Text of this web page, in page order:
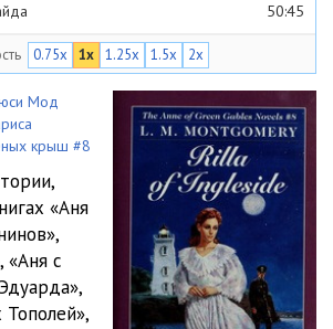
50:45
49:42
50:17
38:02
50:07
0.75x 1x 1.25x 1.5x 2x
Мод
крыш #8
«Аня
«Аня с